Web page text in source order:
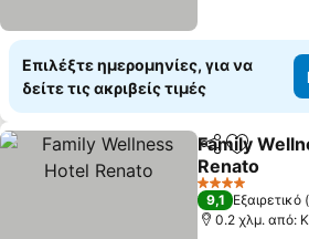
Επιλέξτε ημερομηνίες, για να
δείτε τις ακριβείς τιμές
Κοινοποίηση
Family
Renato
4 Αστέρια
9,1 Εξαιρετικό
0.2 χλμ. από: